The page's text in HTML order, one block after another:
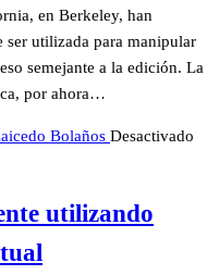
en Berkeley, han
ser utilizada para manipular
semejante a la edición. La
por ahora…
Bolaños Desactivado
utilizando